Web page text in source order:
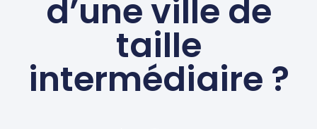
d’une ville de
taille
intermédiaire ?